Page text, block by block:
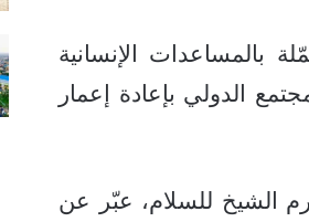
بالمساعدات الإنسانية
الدولي بإعادة إعمار
الشيخ للسلام، عبّر عن